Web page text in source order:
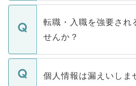
ます。通常、5営業日以
いただきますので、しば
マイナビDOCTORで取り
うち約3割は、Webサイ
けない「非公開求人」で
下記の理由によって、一
ません。
■応募殺到を避けるため
転職・入職を強要され
せんか？
転職・入職を強要するこ
ん。また、仮に応募先か
個人情報は漏えいしま